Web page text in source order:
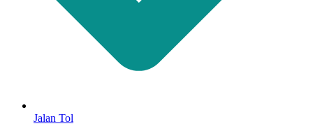
Jalan Tol